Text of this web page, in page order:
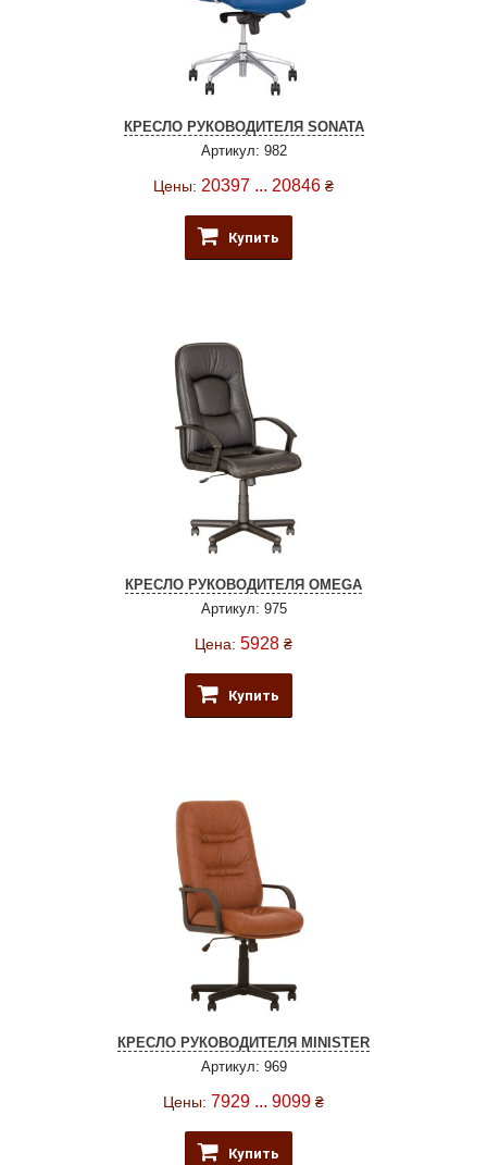
КРЕСЛО РУКОВОДИТЕЛЯ SONATA
Артикул: 982
Цены: 20397 ... 20846 ₴
Купить
КРЕСЛО РУКОВОДИТЕЛЯ OMEGA
Артикул: 975
Цена: 5928 ₴
Купить
КРЕСЛО РУКОВОДИТЕЛЯ MINISTER
Артикул: 969
Цены: 7929 ... 9099 ₴
Купить